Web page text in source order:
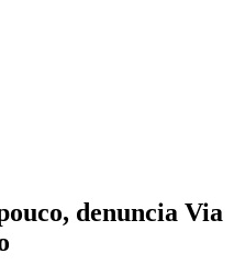
denuncia Via